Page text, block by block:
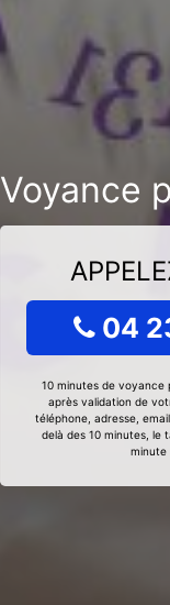
Voyance
04
10 minutes de voyance
après validation de
téléphone, adresse,
delà des 10 minutes, le
minute